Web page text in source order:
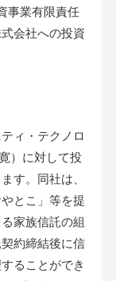
事業有限責任
会社への投資
ィ・テクノロ
）に対して投
す。同社は、
とこ」等を提
家族信託の組
約締結後に信
ることができ